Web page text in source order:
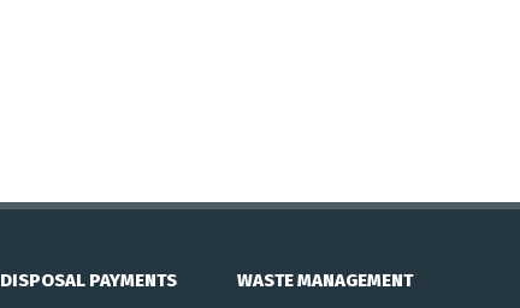
DISPOSAL PAYMENTS WASTE MANAGEMENT